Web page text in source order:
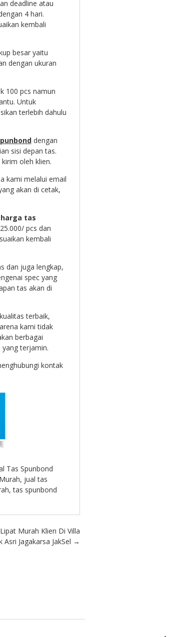
deadline atau
4 hari.
kembali
besar yaitu
dengan ukuran
100 pcs namun
Untuk
terlebih dahulu
dengan
sisi depan tas.
oleh klien.
kami melalui email
akan di cetak,
harga tas
pcs dan
kembali
dan juga lengkap,
spec yang
tas akan di
terbaik,
kami tidak
berbagai
terjamin.
kontak
Tas Spunbond
, jual tas
,tas spunbond
Murah Klien Di Villa
Asri Jagakarsa JakSel →